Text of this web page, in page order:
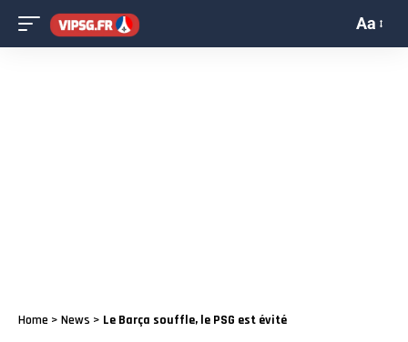
Aa
Home > News > Le Barça souffle, le PSG est évité